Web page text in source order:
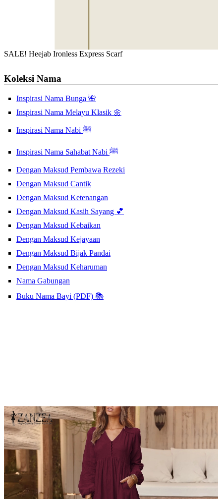
SALE! Heejab Ironless Express Scarf
Koleksi Nama
Inspirasi Nama Bunga 🌺
Inspirasi Nama Melayu Klasik 🌼
Inspirasi Nama Nabi ﷺ
Inspirasi Nama Sahabat Nabi ﷺ
Dengan Maksud Pembawa Rezeki
Dengan Maksud Cantik
Dengan Maksud Ketenangan
Dengan Maksud Kasih Sayang 💕
Dengan Maksud Kebaikan
Dengan Maksud Kejayaan
Dengan Maksud Bijak Pandai
Dengan Maksud Keharuman
Nama Gabungan
Buku Nama Bayi (PDF) 📚